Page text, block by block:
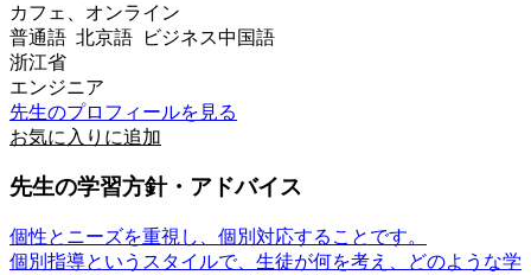
カフェ、オンライン
普通語 北京語 ビジネス中国語
浙江省
エンジニア
先生のプロフィールを見る
お気に入りに追加
先生の学習方針・アドバイス
個性とニーズを重視し、個別対応することです。
個別指導というスタイルで、生徒が何を考え、どのような学